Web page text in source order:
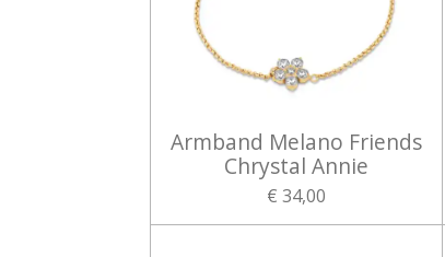
Armband Melano Friends
Chrystal Annie
€ 34,00